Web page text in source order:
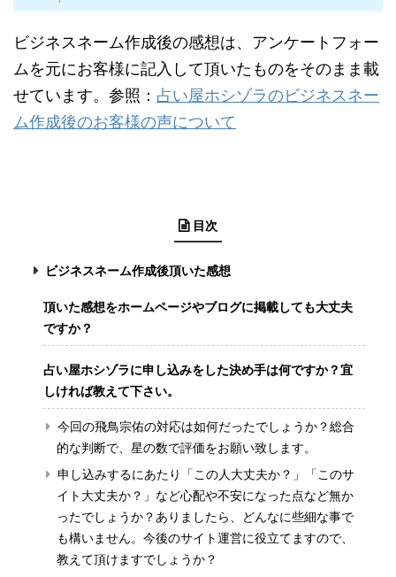
ビジネスネーム作成後の感想は、アンケートフォー
ムを元にお客様に記入して頂いたものをそのまま載
せています。参照： 占い屋ホシゾラのビジネスネー
ム作成後のお客様の声について
目次
ビジネスネーム作成後頂いた感想
頂いた感想をホームページやブログに掲載しても大丈夫
ですか？
占い屋ホシゾラに申し込みをした決め手は何ですか？宜
しければ教えて下さい。
今回の飛鳥宗佑の対応は如何だったでしょうか？総合
的な判断で、星の数で評価をお願い致します。
申し込みするにあたり「この人大丈夫か？」「このサ
イト大丈夫か？」など心配や不安になった点など無か
ったでしょうか？ありましたら、どんなに些細な事で
も構いません。今後のサイト運営に役立てますので、
教えて頂けますでしょうか？